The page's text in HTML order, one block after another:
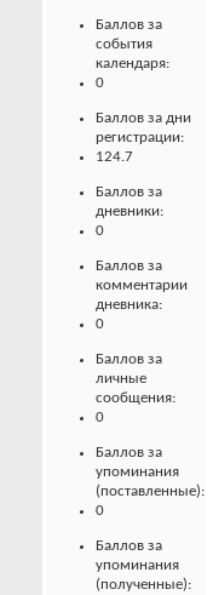
Баллов за
события
календаря:
0
Баллов за дни
регистрации:
124.7
Баллов за
дневники:
0
Баллов за
комментарии
дневника:
0
Баллов за
личные
сообщения:
0
Баллов за
упоминания
(поставленные):
0
Баллов за
упоминания
(полученные):